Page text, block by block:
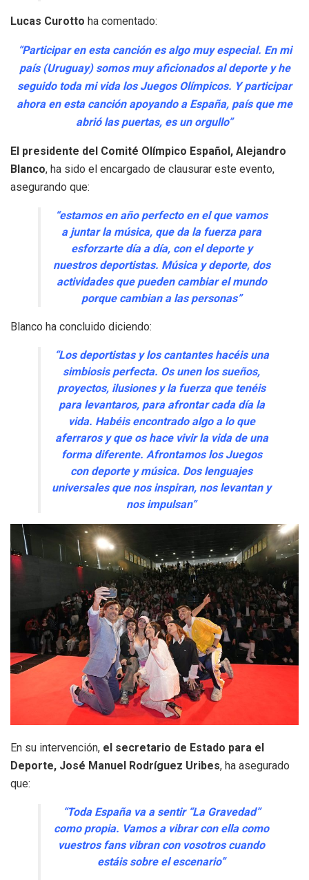
Lucas Curotto ha comentado:
“Participar en esta canción es algo muy especial. En mi
país (Uruguay) somos muy aficionados al deporte y he
seguido toda mi vida los Juegos Olímpicos. Y participar
ahora en esta canción apoyando a España, país que me
abrió las puertas, es un orgullo”
El presidente del Comité Olímpico Español, Alejandro
Blanco, ha sido el encargado de clausurar este evento,
asegurando que:
“estamos en año perfecto en el que vamos
a juntar la música, que da la fuerza para
esforzarte día a día, con el deporte y
nuestros deportistas. Música y deporte, dos
actividades que pueden cambiar el mundo
porque cambian a las personas”
Blanco ha concluido diciendo:
“Los deportistas y los cantantes hacéis una
simbiosis perfecta. Os unen los sueños,
proyectos, ilusiones y la fuerza que tenéis
para levantaros, para afrontar cada día la
vida. Habéis encontrado algo a lo que
aferraros y que os hace vivir la vida de una
forma diferente. Afrontamos los Juegos
con deporte y música. Dos lenguajes
universales que nos inspiran, nos levantan y
nos impulsan”
En su intervención, el secretario de Estado para el
Deporte, José Manuel Rodríguez Uribes, ha asegurado
que:
“Toda España va a sentir “La Gravedad”
como propia. Vamos a vibrar con ella como
vuestros fans vibran con vosotros cuando
estáis sobre el escenario”